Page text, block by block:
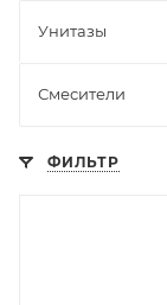
Унитазы
Смесители
ФИЛЬТР